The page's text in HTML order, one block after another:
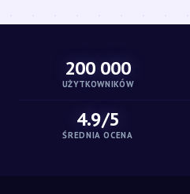
200 000
UŻYTKOWNIKÓW
4.9/5
ŚREDNIA OCENA